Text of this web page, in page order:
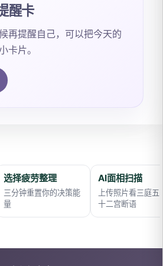
醒卡
再提醒自己，可以把今天的
卡片。
选择疲劳整理
三分钟重置你的决策能
量
AI面相扫描
上传照片看三庭五
十二宫断语